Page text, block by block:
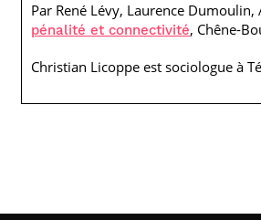
Par René Lévy, Laurence
pénalité et connectivité, Chêne-
Christian Licoppe est sociologue à